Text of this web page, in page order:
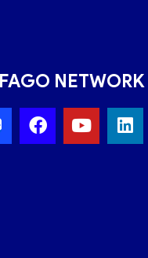
NETWORK